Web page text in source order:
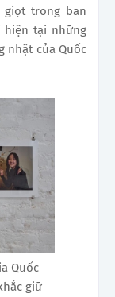
giọt trong ban
hiện tại những
nhật của Quốc
Quốc
giữ